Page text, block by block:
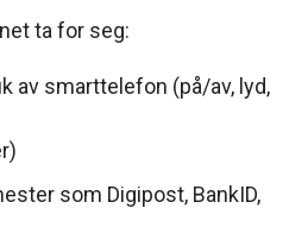
ta for seg:
av smarttelefon (på/av, lyd,
som Digipost, BankID,